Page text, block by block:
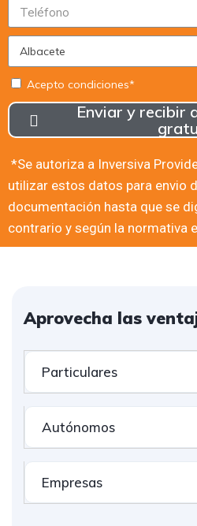
Acepto condiciones*
Enviar y recibir
*Se autoriza a Inversiva
utilizar estos datos para envio
documentación hasta que se
contrario y según la normativa
Aprovecha las
Particulares
Autónomos
Empresas